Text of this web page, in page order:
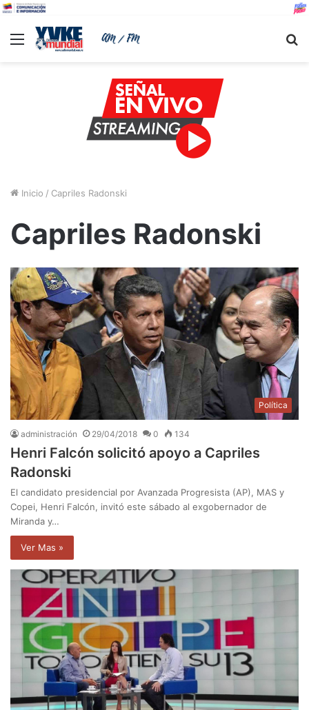
Menu
Inicio / Capriles Radonski
Capriles Radonski
Política
administración 29/04/2018 0 134
Henri Falcón solicitó apoyo a Capriles
Radonski
El candidato presidencial por Avanzada Progresista (AP), MAS y
Copei, Henri Falcón, invitó este sábado al exgobernador de
Miranda y…
Ver Mas »